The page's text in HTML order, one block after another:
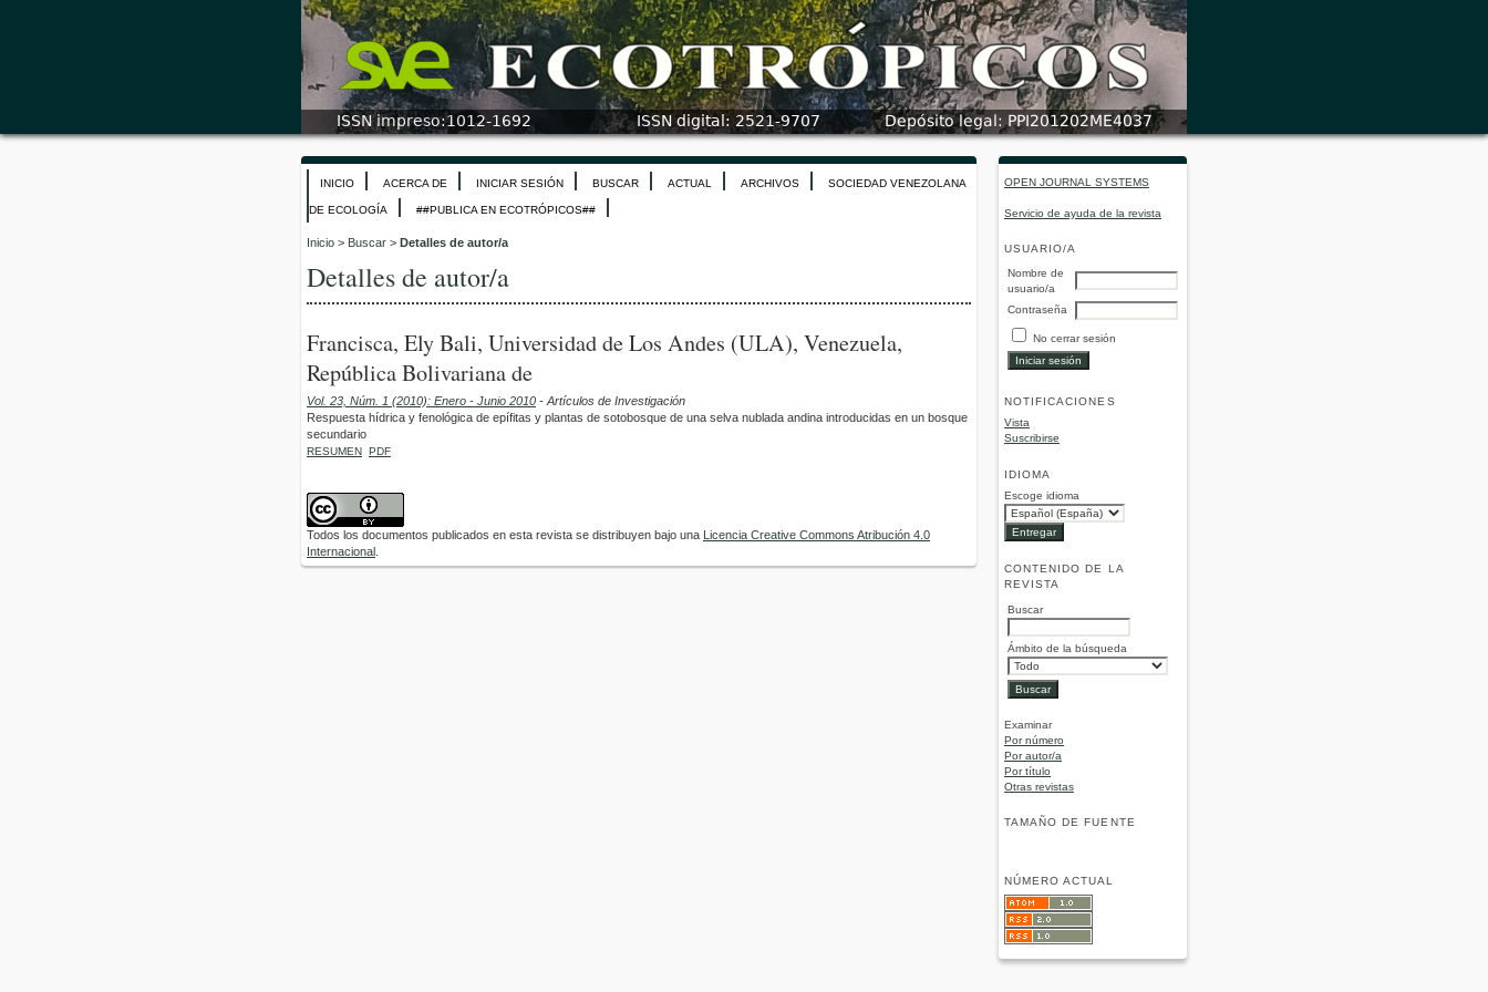
OPEN JOURNAL SYSTEMS
Servicio de ayuda de la revista
USUARIO/A
Nombre de
usuario/a
Contraseña
No cerrar sesión
NOTIFICACIONES
Vista
Suscribirse
IDIOMA
Escoge idioma
CONTENIDO DE LA
REVISTA
Buscar
Ámbito de la búsqueda
Examinar
Por número
Por autor/a
Por título
Otras revistas
TAMAÑO DE FUENTE
NÚMERO ACTUAL
INICIO ACERCA DE INICIAR SESIÓN BUSCAR ACTUAL ARCHIVOS SOCIEDAD VENEZOLANA
DE ECOLOGÍA ##PUBLICA EN ECOTRÓPICOS##
Inicio > Buscar > Detalles de autor/a
Detalles de autor/a
Francisca, Ely Bali, Universidad de Los Andes (ULA), Venezuela,
República Bolivariana de
Vol. 23, Núm. 1 (2010): Enero - Junio 2010 - Artículos de Investigación
Respuesta hídrica y fenológica de epífitas y plantas de sotobosque de una selva nublada andina introducidas en un bosque
secundario
RESUMEN PDF
Todos los documentos publicados en esta revista se distribuyen bajo una Licencia Creative Commons Atribución 4.0
Internacional